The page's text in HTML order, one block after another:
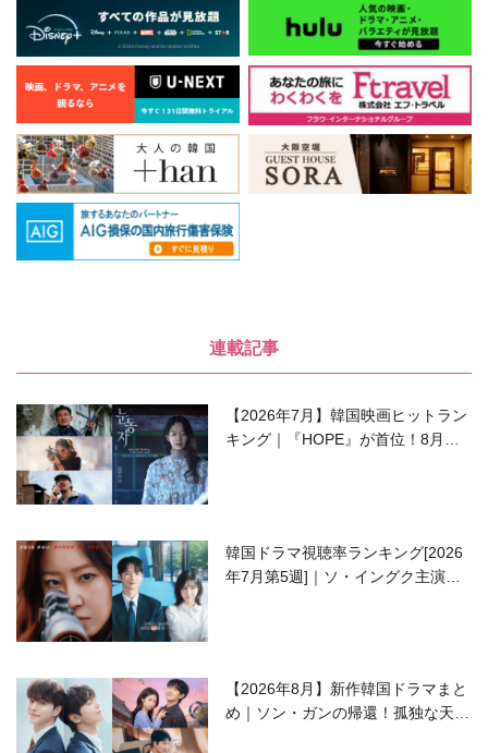
連載記事
【2026年7月】韓国映画ヒットラン
キング｜『HOPE』が首位！8月公
韓国ドラマ視聴率ランキング[2026
年7月第5週]｜ソ・イングク主演の
【2026年8月】新作韓国ドラマまと
め｜ソン・ガンの帰還！孤独な天才